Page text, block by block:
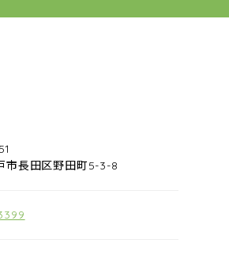
市長田区野田町5-3-8